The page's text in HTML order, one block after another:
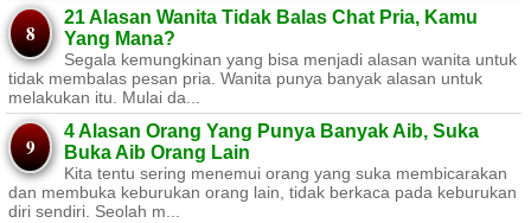
21 Alasan Wanita Tidak Balas Chat Pria, Kamu
Yang Mana?
Segala kemungkinan yang bisa menjadi alasan wanita untuk
tidak membalas pesan pria. Wanita punya banyak alasan untuk
melakukan itu. Mulai da...
4 Alasan Orang Yang Punya Banyak Aib, Suka
Buka Aib Orang Lain
Kita tentu sering menemui orang yang suka membicarakan
dan membuka keburukan orang lain, tidak berkaca pada keburukan
diri sendiri. Seolah m...